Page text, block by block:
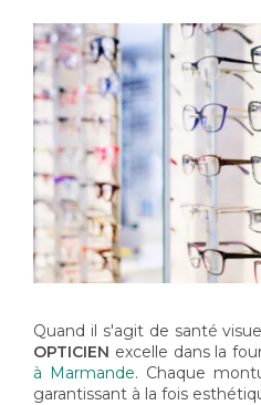
Quand il s'agit de santé
OPTICIEN excelle dans la
à Marmande. Chaque
garantissant à la fois